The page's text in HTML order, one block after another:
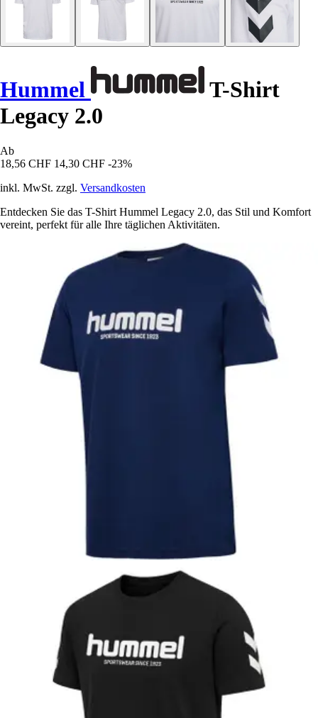
Hummel
T-Shirt
Legacy 2.0
Ab
18,56 CHF 14,30 CHF -23%
inkl. MwSt. zzgl. Versandkosten
Entdecken Sie das T-Shirt Hummel Legacy 2.0, das Stil und Komfort
vereint, perfekt für alle Ihre täglichen Aktivitäten.